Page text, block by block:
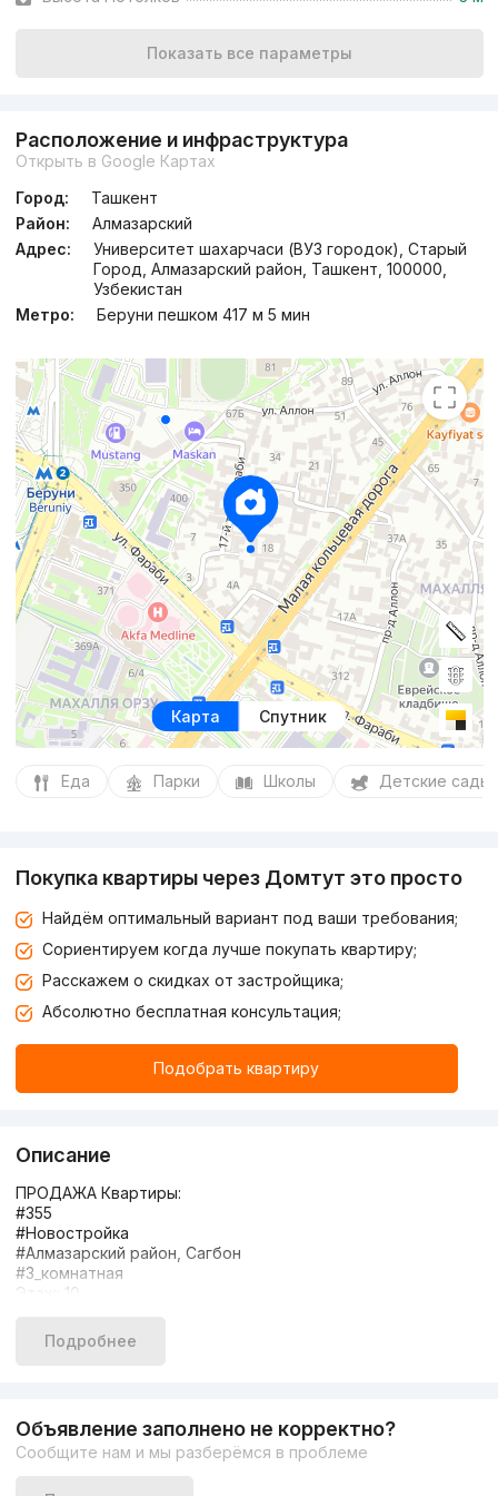
17.4 млн сум/м²
3к квартира, 70 м²
+998 (90) 983...
Показать все параметры
Расположение и инфраструктура
Открыть в Google Картах
Город:
Ташкент
Район:
Алмазарский
Адрес:
Университет шахарчаси (ВУЗ городок), Старый
Город, Алмазарский район, Ташкент, 100000,
Узбекистан
Метро:
Беруни пешком 417 м 5 мин
Карта Спутник
Еда Парки Школы Детские сады
Покупка квартиры через Домтут это просто
Найдём оптимальный вариант под ваши требования;
Сориентируем когда лучше покупать квартиру;
Расскажем о скидках от застройщика;
Абсолютно бесплатная консультация;
Подобрать квартиру
Описание
ПРОДАЖА Квартиры:
#355
#Новостройка
#Алмазарский район, Сагбон
#3_комнатная
Этаж: 10
Общая площадь:110м²
Состояние: евро ремонт, новая с мебалью и техникой
+998940811666
Подробнее
Объявление заполнено не корректно?
Сообщите нам и мы разберёмся в проблеме